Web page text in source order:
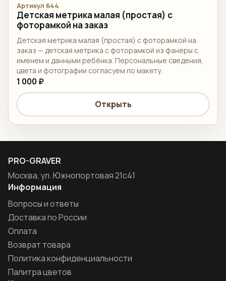
Артикул 644
Детская метрика малая (простая) с
фоторамкой на заказ
Детская метрика малая (простая) с фоторамкой на
заказ — детская метрика с фоторамкой из фанеры с
именем и данными ребёнка. Персональные сведения,
цвета и фотографии согласуем по макету.
1 000 ₽
Открыть
PRO-GRAVER
Москва, ул. Южнопортовая 21с41
Информация
Вопросы и ответы
Доставка по России
Оплата
Возврат товара
Политика конфиденциальности
Палитра цветов